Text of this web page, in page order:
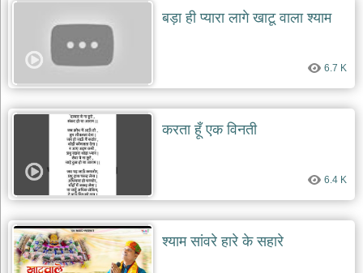
बड़ा ही प्यारा लागे खाटू वाला श्याम
6.7 K
करता हूँ एक विनती
6.4 K
श्याम सांवरे हारे के सहारे